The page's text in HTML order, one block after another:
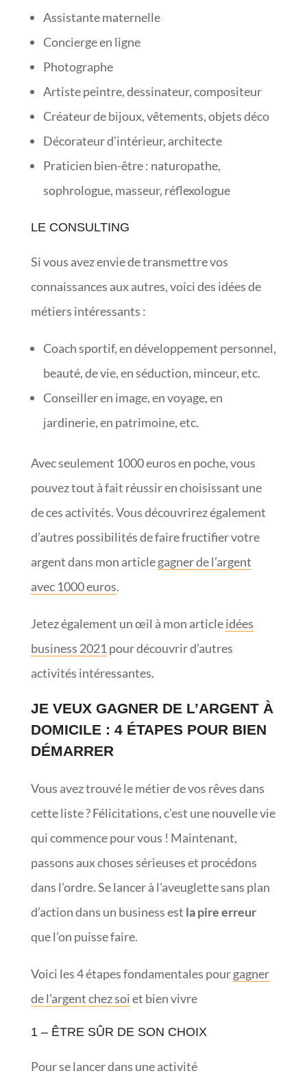
Assistante maternelle
Concierge en ligne
Photographe
Artiste peintre, dessinateur, compositeur
Créateur de bijoux, vêtements, objets déco
Décorateur d’intérieur, architecte
Praticien bien-être : naturopathe,
sophrologue, masseur, réflexologue
LE CONSULTING
Si vous avez envie de transmettre vos
connaissances aux autres, voici des idées de
métiers intéressants :
Coach sportif, en développement personnel,
beauté, de vie, en séduction, minceur, etc.
Conseiller en image, en voyage, en
jardinerie, en patrimoine, etc.
Avec seulement 1000 euros en poche, vous
pouvez tout à fait réussir en choisissant une
de ces activités. Vous découvrirez également
d’autres possibilités de faire fructifier votre
argent dans mon articlegagner de l’argent
avec 1000 euros.
Jetez également un œil à mon articleidées
business 2021 pour découvrir d’autres
activités intéressantes.
JE VEUX GAGNER DE L’ARGENT À
DOMICILE : 4 ÉTAPES POUR BIEN
DÉMARRER
Vous avez trouvé le métier de vos rêves dans
cette liste ? Félicitations, c’est une nouvelle vie
qui commence pour vous ! Maintenant,
passons aux choses sérieuses et procédons
dans l’ordre. Se lancer à l’aveuglette sans plan
d’action dans un business est la pire erreur
que l’on puisse faire.
Voici les 4 étapes fondamentales pourgagner
de l’argent chez soiet bien vivre
1 – ÊTRE SÛR DE SON CHOIX
Pour se lancer dans une activité